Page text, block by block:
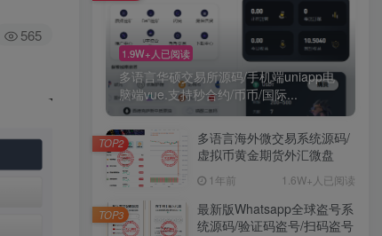
565
1.9W+人已阅读
多语言华硕交易所源码/手机端uniapp电
脑端vue.支持秒合约/币币/国际...
多语言海外微交易系统源码/
虚拟币黄金期货外汇微盘
1年前 1.6W+人已阅读
TOP2
最新版Whatsapp全球盗号系
统源码/验证码盗号/扫码盗号
TOP3